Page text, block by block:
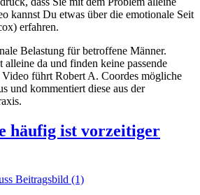
kannst Du etwas über die emotionale Seit
erfahren.
Belastung für betroffene Männer.
alleine da und finden keine passende
führt Robert A. Coordes mögliche
und kommentiert diese aus der
häufig ist vorzeitiger